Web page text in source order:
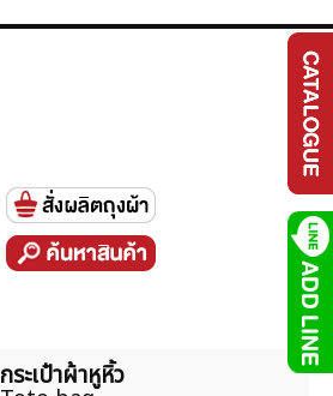
กระเป๋าผ้าหูหิ้ว